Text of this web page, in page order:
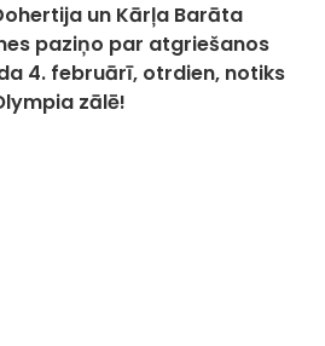
un Kārļa Barāta
paziņo par atgriešanos
4. februārī, otrdien, notiks
zālē!